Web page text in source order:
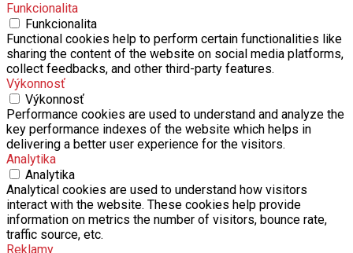
Funkcionalita
Funkcionalita
Functional cookies help to perform certain functionalities like
sharing the content of the website on social media platforms,
collect feedbacks, and other third-party features.
Výkonnosť
Výkonnosť
Performance cookies are used to understand and analyze the
key performance indexes of the website which helps in
delivering a better user experience for the visitors.
Analytika
Analytika
Analytical cookies are used to understand how visitors
interact with the website. These cookies help provide
information on metrics the number of visitors, bounce rate,
traffic source, etc.
Reklamy